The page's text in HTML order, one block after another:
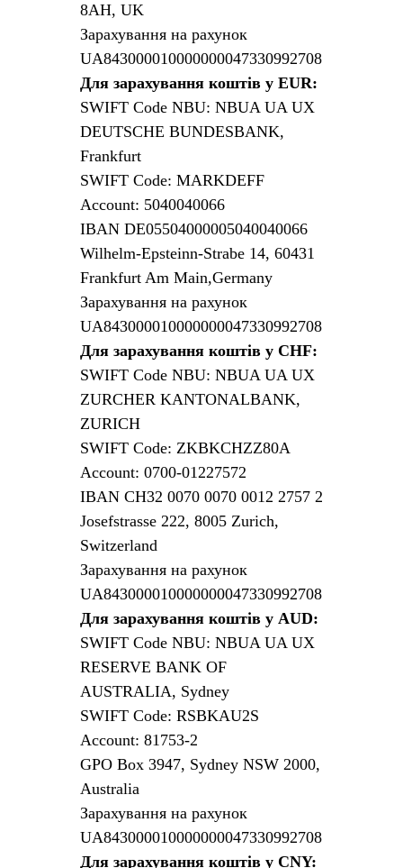
8AH, UK
Зарахування на рахунок
UA843000010000000047330992708
Для зарахування коштів у EUR:
SWIFT Code NBU: NBUA UA UX
DEUTSCHE BUNDESBANK,
Frankfurt
SWIFT Code: MARKDEFF
Account: 5040040066
IBAN DE05504000005040040066
Wilhelm-Epsteinn-Strabe 14, 60431
Frankfurt Am Main,Germany
Зарахування на рахунок
UA843000010000000047330992708
Для зарахування коштів у CHF:
SWIFT Code NBU: NBUA UA UX
ZURCHER KANTONALBANK,
ZURICH
SWIFT Code: ZKBKCHZZ80A
Account: 0700-01227572
IBAN CH32 0070 0070 0012 2757 2
Josefstrasse 222, 8005 Zurich,
Switzerland
Зарахування на рахунок
UA843000010000000047330992708
Для зарахування коштів у AUD:
SWIFT Code NBU: NBUA UA UX
RESERVE BANK OF
AUSTRALIA, Sydney
SWIFT Code: RSBKAU2S
Account: 81753-2
GPO Box 3947, Sydney NSW 2000,
Australia
Зарахування на рахунок
UA843000010000000047330992708
Для зарахування коштів у CNY: